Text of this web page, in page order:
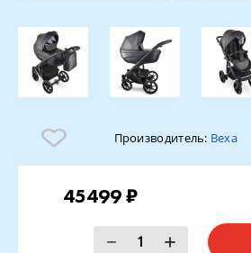
Производитель: Bexa
45499 ₽